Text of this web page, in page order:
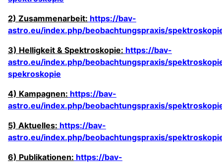
2) Zusammenarbeit: https://bav-
astro.eu/index.php/beobachtungspraxis/
3) Helligkeit & Spektroskopie: https://bav-
astro.eu/index.php/beobachtungspraxis/
spekroskopie
4) Kampagnen: https://bav-
astro.eu/index.php/beobachtungspraxis/
5) Aktuelles: https://bav-
astro.eu/index.php/beobachtungspraxis/
6) Publikationen: https://bav-